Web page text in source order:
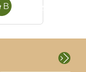
В корзину